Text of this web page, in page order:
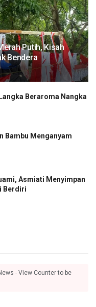
Putih, Kisah
Bendera
Beraroma Nangka
Bambu Menganyam
Asmiati Menyimpan
Berdiri
- View Counter to be